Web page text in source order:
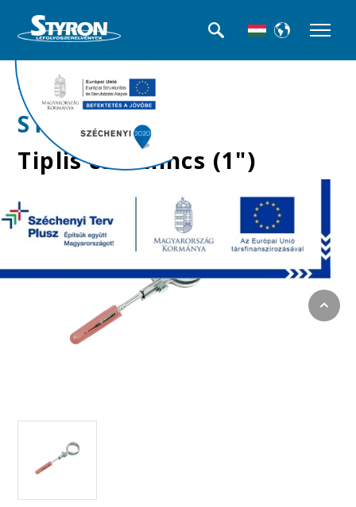
>>Csőbilincsek
STY-1-0
Tiplis csőbilincs (1")